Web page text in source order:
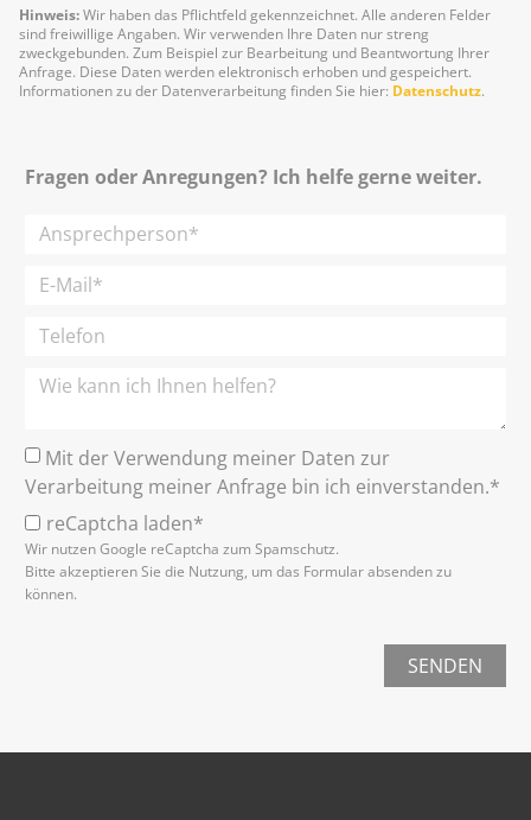
Hinweis:Wir haben das Pflichtfeld gekennzeichnet. Alle anderen Felder
sind freiwillige Angaben. Wir verwenden Ihre Daten nur streng
zweckgebunden. Zum Beispiel zur Bearbeitung und Beantwortung Ihrer
Anfrage. Diese Daten werden elektronisch erhoben und gespeichert.
Informationen zu der Datenverarbeitung finden Sie hier: Datenschutz.
Fragen oder Anregungen? Ich helfe gerne weiter.
Mit der Verwendung meiner Daten zur
Verarbeitung meiner Anfrage bin ich einverstanden.*
reCaptcha laden*
Wir nutzen Google reCaptcha zum Spamschutz.
Bitte akzeptieren Sie die Nutzung, um das Formular absenden zu
können.
SENDEN